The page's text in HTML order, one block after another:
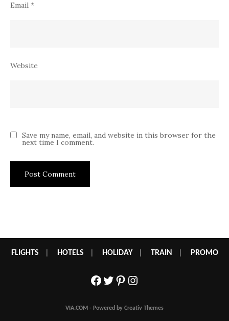
Email *
Website
Save my name, email, and website in this browser for the
next time I comment.
FLIGHTS HOTELS HOLIDAY| TRAIN PROMO
Facebook
Twitter
Pinterest
Instagram
VIA.COM - Powered by Creativ Themes